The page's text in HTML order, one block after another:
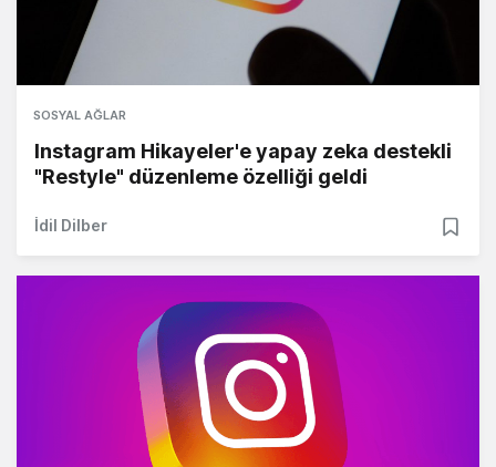
SOSYAL AĞLAR
Instagram Hikayeler'e yapay zeka destekli
"Restyle" düzenleme özelliği geldi
İdil Dilber